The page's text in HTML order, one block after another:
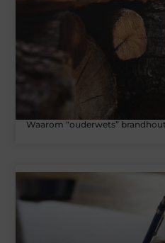
Waarom “ouderwets”